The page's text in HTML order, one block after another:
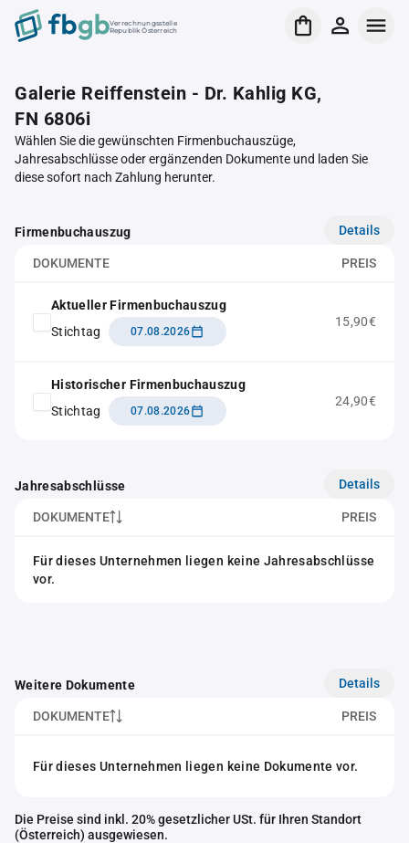
Verrechnungsstelle
Republik Österreich
Galerie Reiffenstein - Dr. Kahlig KG,
FN 6806i
Wählen Sie die gewünschten Firmenbuchauszüge,
Jahresabschlüsse oder ergänzenden Dokumente und laden Sie
diese sofort nach Zahlung herunter.
Firmenbuchauszug Details
DOKUMENTE PREIS
Aktueller Firmenbuchauszug
Stichtag
07.08.2026
15,90€
Historischer Firmenbuchauszug
Stichtag
07.08.2026
24,90€
Jahresabschlüsse Details
DOKUMENTE PREIS
Für dieses Unternehmen liegen keine Jahresabschlüsse
vor.
Weitere Dokumente Details
DOKUMENTE PREIS
Für dieses Unternehmen liegen keine Dokumente vor.
Die Preise sind inkl. 20% gesetzlicher USt. für Ihren Standort
(Österreich) ausgewiesen.